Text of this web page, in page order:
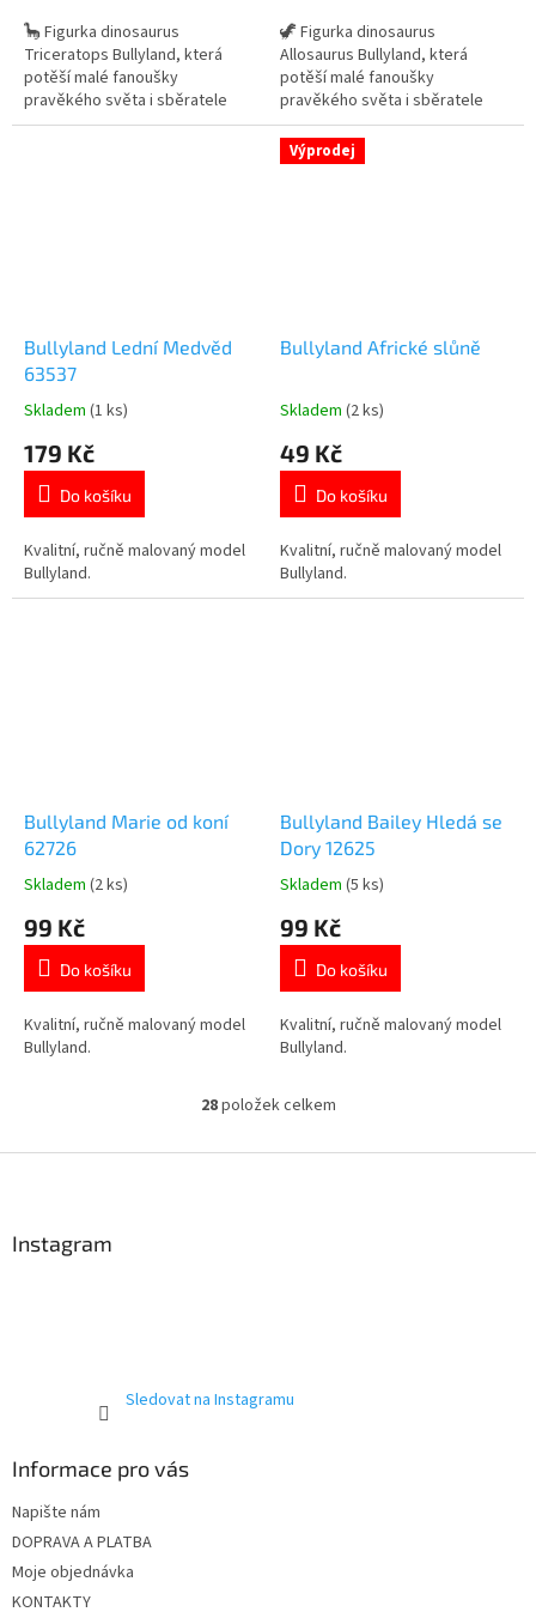
5
hvězdiček.
🦕 Figurka dinosaurus
Triceratops Bullyland, která
potěší malé fanoušky
pravěkého světa i sběratele
realistických modelů dinosaurů.
5
hvězdiček.
🦖 Figurka dinosaurus
Allosaurus Bullyland, která
potěší malé fanoušky
pravěkého světa i sběratele
realistických modelů dinosaurů.
✓ ručně malovaný model s
detailním zpracováním ✓ kvalitní
Bullyland Lední Medvěd
63537
Průměrné
produktu
5,0
5
hvězdiček.
Skladem (1 ks)
179 Kč
Do košíku
Kvalitní, ručně malovaný model
Bullyland.
Výprodej
Bullyland Africké slůně
Průměrné
produktu
5,0
5
hvězdiček.
Skladem (2 ks)
49 Kč
Do košíku
Kvalitní, ručně malovaný model
Bullyland.
Bullyland Marie od koní
62726
Průměrné
produktu
5,0
5
hvězdiček.
Skladem (2 ks)
99 Kč
Do košíku
Kvalitní, ručně malovaný model
Bullyland.
Bullyland Bailey Hledá se
Dory 12625
Průměrné
produktu
5,0
5
hvězdiček.
Skladem (5 ks)
99 Kč
Do košíku
Kvalitní, ručně malovaný model
Bullyland.
O
l
v
28položek celkem
Instagram
Sledovat na Instagramu
Informace pro vás
Napište nám
DOPRAVA A PLATBA
Moje objednávka
KONTAKTY